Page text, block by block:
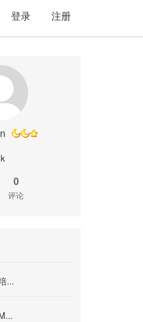
登录 注册
0
评论
...